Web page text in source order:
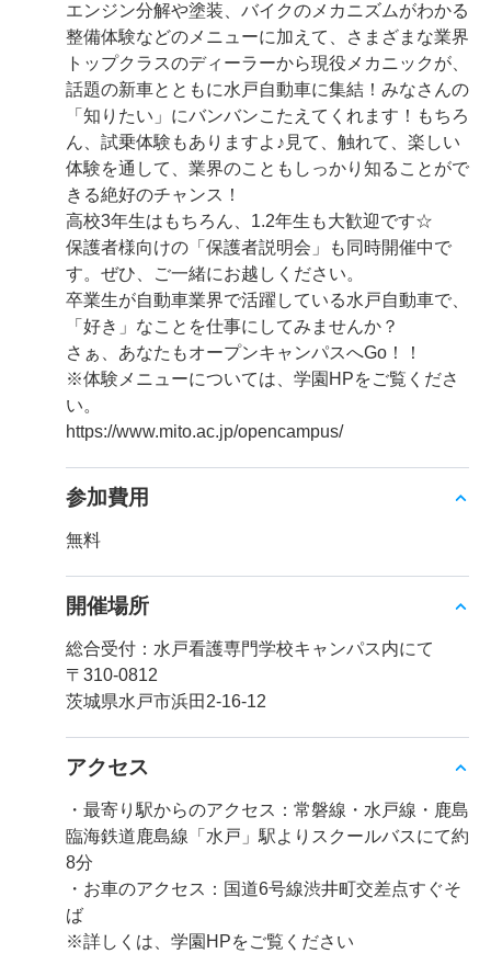
エンジン分解や塗装、バイクのメカニズムがわかる
整備体験などのメニューに加えて、さまざまな業界
トップクラスのディーラーから現役メカニックが、
話題の新車とともに水戸自動車に集結！みなさんの
「知りたい」にバンバンこたえてくれます！もちろ
ん、試乗体験もありますよ♪見て、触れて、楽しい
体験を通して、業界のこともしっかり知ることがで
きる絶好のチャンス！
高校3年生はもちろん、1.2年生も大歓迎です☆
保護者様向けの「保護者説明会」も同時開催中で
す。ぜひ、ご一緒にお越しください。
卒業生が自動車業界で活躍している水戸自動車で、
「好き」なことを仕事にしてみませんか？
さぁ、あなたもオープンキャンパスへGo！！
※体験メニューについては、学園HPをご覧くださ
い。
https://www.mito.ac.jp/opencampus/
参加費用
無料
開催場所
総合受付：水戸看護専門学校キャンパス内にて
〒310-0812
茨城県水戸市浜田2-16-12
アクセス
・最寄り駅からのアクセス：常磐線・水戸線・鹿島
臨海鉄道鹿島線「水戸」駅よりスクールバスにて約
8分
・お車のアクセス：国道6号線渋井町交差点すぐそ
ば
※詳しくは、学園HPをご覧ください